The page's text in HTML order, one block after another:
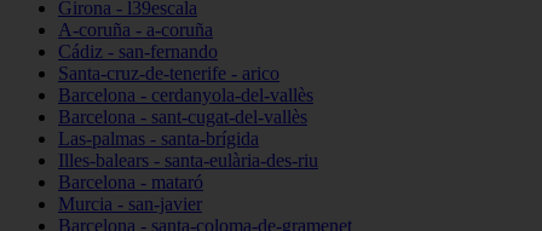
Girona - l39escala
A-coruña - a-coruña
Cádiz - san-fernando
Santa-cruz-de-tenerife - arico
Barcelona - cerdanyola-del-vallès
Barcelona - sant-cugat-del-vallès
Las-palmas - santa-brígida
Illes-balears - santa-eulària-des-riu
Barcelona - mataró
Murcia - san-javier
Barcelona - santa-coloma-de-gramenet